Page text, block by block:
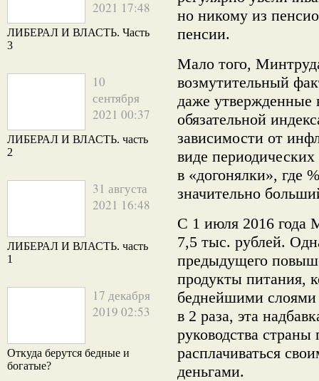
2021 17:48
ЛИБЕРАЛ И ВЛАСТЬ. Часть
3
10
сентября
2021 00:37
ЛИБЕРАЛ И ВЛАСТЬ. часть
2
31 августа
2021 16:48
ЛИБЕРАЛ И ВЛАСТЬ. часть
1
17 декабря
2019 02:53
Откуда берутся бедные и
богатые?
но никому из
пенсии.
Мало того,
возмутительный
даже утвержденные
обязательной
зависимости от
виде
в «догонялки», где
значительно
С 1 июля 2016 года
7,5 тыс. рублей.
предыдущего
продукты питания,
беднейшими
в 2 раза, эта
руководства
расплачиваться
деньгами.